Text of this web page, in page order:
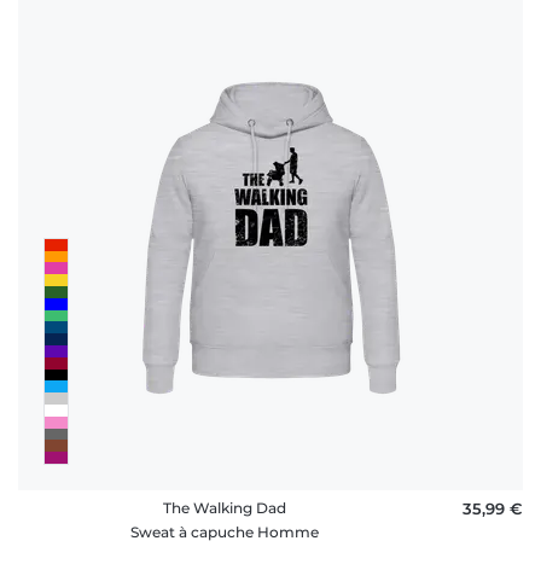
The Walking Dad
Sweat à capuche Homme
35,99 €